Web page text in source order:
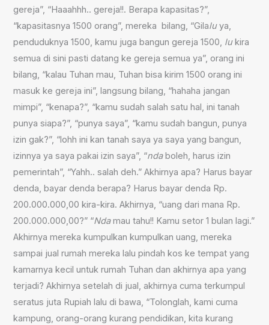
gereja”, “Haaahhh.. gereja!!. Berapa kapasitas?”,
“kapasitasnya 1500 orang”, mereka bilang, “Gilaluya,
penduduknya 1500, kamu juga bangun gereja 1500, lukira
semua di sini pasti datang ke gereja semua ya”, orang ini
bilang, “kalau Tuhan mau, Tuhan bisa kirim 1500 orang ini
masuk ke gereja ini”, langsung bilang, “hahaha jangan
mimpi”, “kenapa?”, “kamu sudah salah satu hal, ini tanah
punya siapa?”, “punya saya”, “kamu sudah bangun, punya
izin gak?”, “lohh ini kan tanah saya ya saya yang bangun,
izinnya ya saya pakai izin saya”, “ndaboleh, harus izin
pemerintah”, “Yahh.. salah deh.” Akhirnya apa? Harus bayar
denda, bayar denda berapa? Harus bayar denda Rp.
200.000.000,00 kira-kira. Akhirnya, “uang dari mana Rp.
200.000.000,00?” “Ndamau tahu!! Kamu setor 1 bulan lagi.”
Akhirnya mereka kumpulkan kumpulkan uang, mereka
sampai jual rumah mereka lalu pindah kos ke tempat yang
kamarnya kecil untuk rumah Tuhan dan akhirnya apa yang
terjadi? Akhirnya setelah di jual, akhirnya cuma terkumpul
seratus juta Rupiah lalu di bawa, “Tolonglah, kami cuma
kampung, orang-orang kurang pendidikan, kita kurang